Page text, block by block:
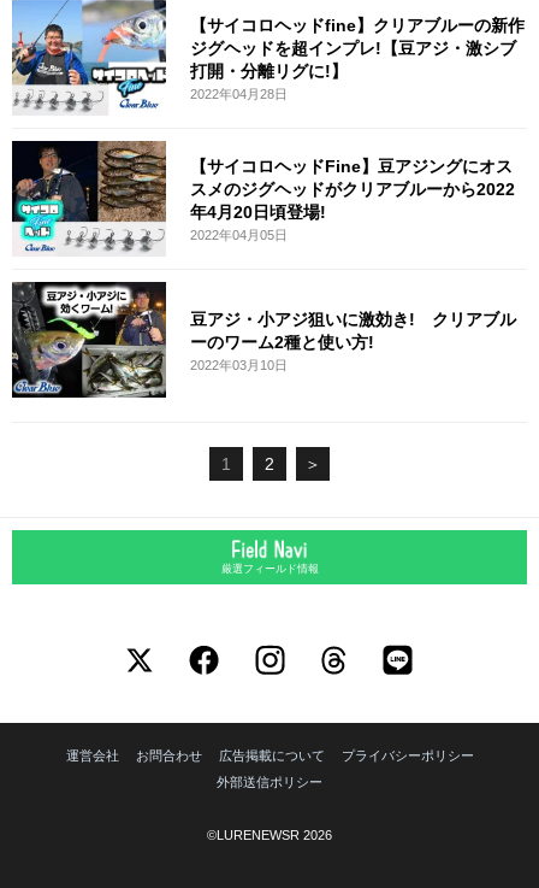
【サイコロヘッドfine】クリアブルーの新作
ジグヘッドを超インプレ!【豆アジ・激シブ
打開・分離リグに!】
2022年04月28日
【サイコロヘッドFine】豆アジングにオス
スメのジグヘッドがクリアブルーから2022
年4月20日頃登場!
2022年04月05日
豆アジ・小アジ狙いに激効き! クリアブル
ーのワーム2種と使い方!
2022年03月10日
1 2 ＞
厳選フィールド情報
運営会社 お問合わせ 広告掲載について
プライバシーポリシー
外部送信ポリシー
©LURENEWSR 2026